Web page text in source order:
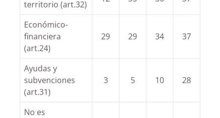
territorio (art.32)
Económico-
financiera
(art.24)
29 29 34 37
Ayudas y
subvenciones
(art.31)
3 5 10 28
No es